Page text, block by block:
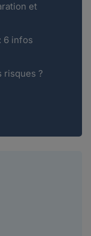
et
6 infos
risques ?